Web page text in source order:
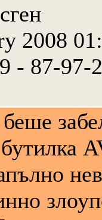
2008
- 87-97-
бутилка